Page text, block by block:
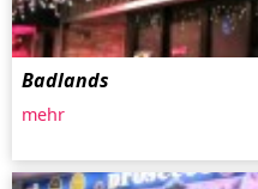
Badlands
mehr